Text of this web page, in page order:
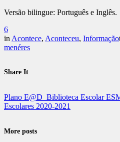
Versão bilingue: Português e Inglês.
6
in Acontece, Aconteceu, Informação
menéres
Share It
Plano E@D_Biblioteca Escolar
Escolares 2020-2021
More posts